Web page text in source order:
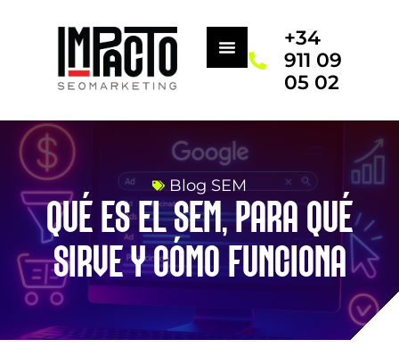
+34
911 09
05 02
Blog SEM
QUÉ ES EL SEM, PARA QUÉ
SIRVE Y CÓMO FUNCIONA